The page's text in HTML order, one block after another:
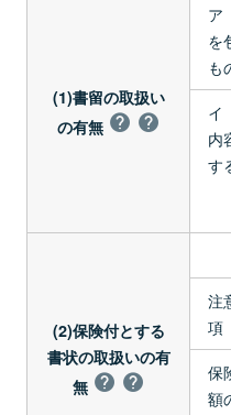
(1)書留の取扱い
の有無
ア
を
も
イ
内
す
(2)保険付とする
書状の取扱いの有
無
注
項
保
額